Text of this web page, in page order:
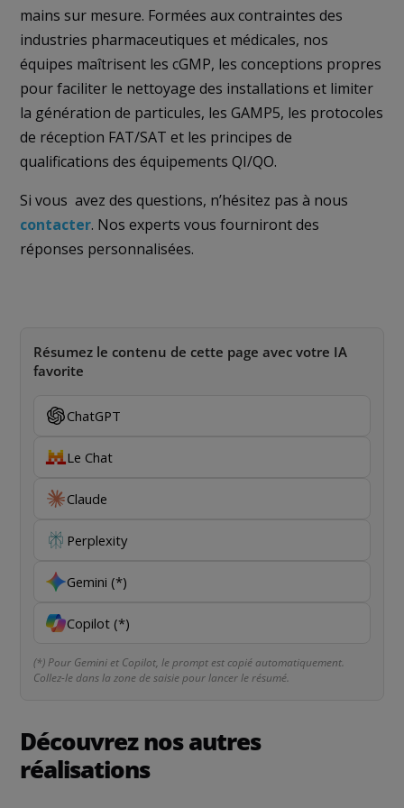
mains sur mesure. Formées aux contraintes des
industries pharmaceutiques et médicales, nos
équipes maîtrisent les cGMP, les conceptions propres
pour faciliter le nettoyage des installations et limiter
la génération de particules, les GAMP5, les protocoles
de réception FAT/SAT et les principes de
qualifications des équipements QI/QO.
Si vous avez des questions, n’hésitez pas à nous
contacter. Nos experts vous fourniront des
réponses personnalisées.
Résumez le contenu de cette page avec votre IA
favorite
ChatGPT
Le Chat
Claude
Perplexity
Gemini (*)
Copilot (*)
(*) Pour Gemini et Copilot, le prompt est copié automatiquement.
Collez-le dans la zone de saisie pour lancer le résumé.
Découvrez nos autres
réalisations